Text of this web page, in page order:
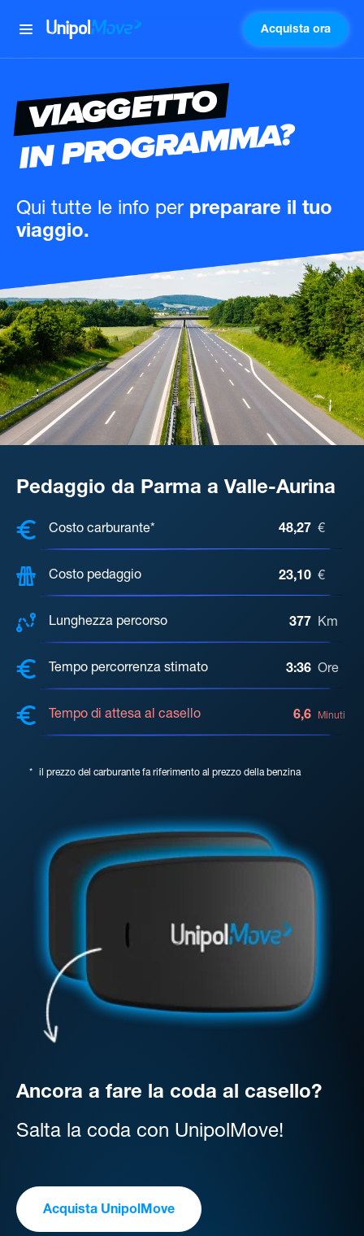
UnipolMove Acquista ora
VIAGGETTO
IN PROGRAMMA?
Qui tutte le info per preparare il tuo
viaggio.
Pedaggio da Parma a Valle-Aurina
COSTI, DISTANZA, TEMPO DI
Costo carburante* 48,27 €
Costo pedaggio 23,10 €
Lunghezza percorso 377 Km
Tempo percorrenza stimato 3:36 Ore
Tempo di attesa al casello 6,6 Minuti
* il prezzo del carburante fa riferimento al prezzo della benzina
Ancora a fare la coda al casello?
Salta la coda con UnipolMove!
Acquista UnipolMove